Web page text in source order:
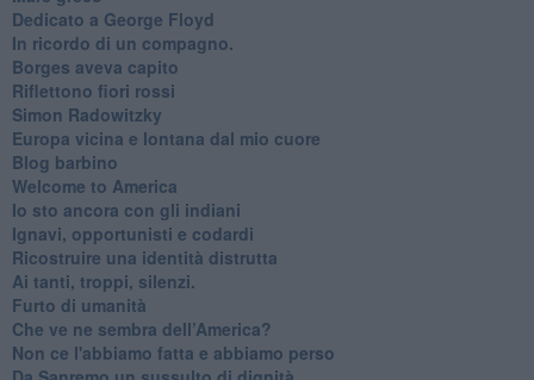
​Dedicato a George Floyd
​In ricordo di un compagno.
Borges aveva capito
Riflettono fiori rossi
Simon Radowitzky
Europa vicina e lontana dal mio cuore
Blog barbino
Welcome to America
​Io sto ancora con gli indiani
​Ignavi, opportunisti e codardi
Ricostruire una identità distrutta
Ai tanti, troppi, silenzi.
​Furto di umanità
​Che ve ne sembra dell’America?
Non ce l'abbiamo fatta e abbiamo perso